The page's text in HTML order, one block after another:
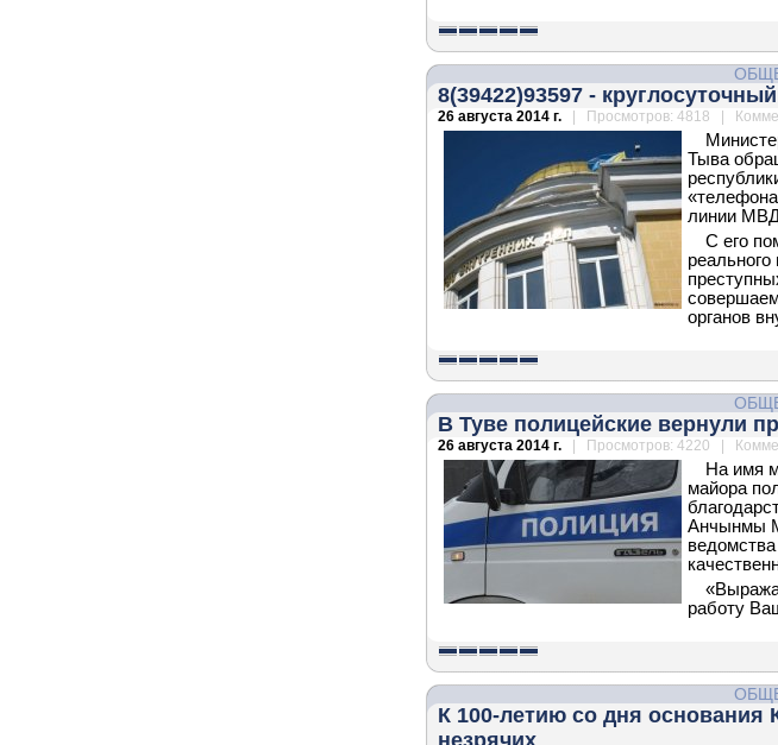
8(39422)93597 -
26 августа 2014 г. | Просмотров: 4818 |
Тыва
линии
С его
органов
В Туве полицейские вернули
26 августа 2014 г. | Просмотров: 4220 |
На имя
майора
Анчынмы
работу
К 100-летию со дня
незрячих